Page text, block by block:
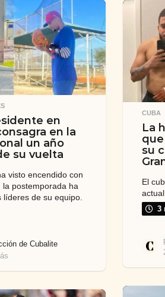
en
en la
un año
su vuelta
visto encendido con
postemporada ha
líderes de su equipo.
de Cubalite
o
CUBA
La
su
El
3